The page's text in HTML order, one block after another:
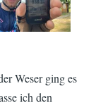
Weser ging es
ich den